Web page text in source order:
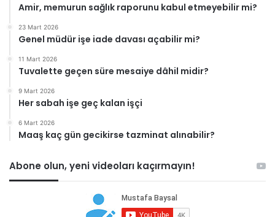
Amir, memurun sağlık raporunu kabul etmeyebilir mi?
23 Mart 2026
Genel müdür işe iade davası açabilir mi?
11 Mart 2026
Tuvalette geçen süre mesaiye dâhil midir?
9 Mart 2026
Her sabah işe geç kalan işçi
6 Mart 2026
Maaş kaç gün gecikirse tazminat alınabilir?
Abone olun, yeni videoları kaçırmayın!